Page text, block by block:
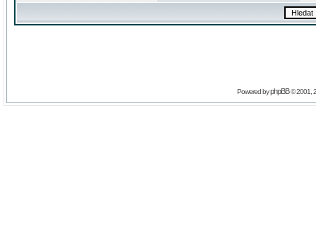
Powered byphpBB© 2001,